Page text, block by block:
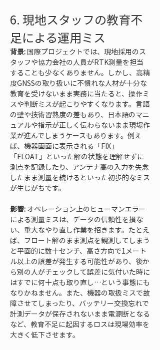
6. 現地スタッフの教育不
足による運用ミス
背景: 国際プロジェクトでは、現地採用のス
タッフや協力会社の人員がRTK測量を担当
することも少なくありません。しかし、高精
度GNSSの取り扱いに不慣れな人材が十分な
教育を受けないまま実務に当たると、操作ミ
スや判断ミスが起こりやすくなります。言語
の壁や技術習熟度の差もあり、日本語のマニ
ュアルや指示が正しく伝わらないまま現場作
業が進んでしまうケースもあります。例え
ば、機器画面に表示される「FIX」
「FLOAT」といった解の状態を理解せずに
測点を記録したり、アンテナ高の入力を失念
したまま測量を続けるといった初歩的なミス
が生じがちです。
影響: オペレーション上のヒューマンエラー
による測量ミスは、データの信頼性を損な
い、重大なやり直し作業を招きます。たとえ
ば、フロート解のまま測点を観測してしまう
と平面的に数十センチ、高さ方向で1メート
ル以上の誤差が発生する可能性があり、後か
ら別の人がチェックして誤差に気付いた時に
はすでに何十点も取り直し…という事態にも
なりかねません。また、機器の取扱ミスで故
障させてしまったり、バッテリー交換忘れで
計測データが保存されないまま電源断となる
など、教育不足に起因するロスは現場効率を
大きく低下させます。